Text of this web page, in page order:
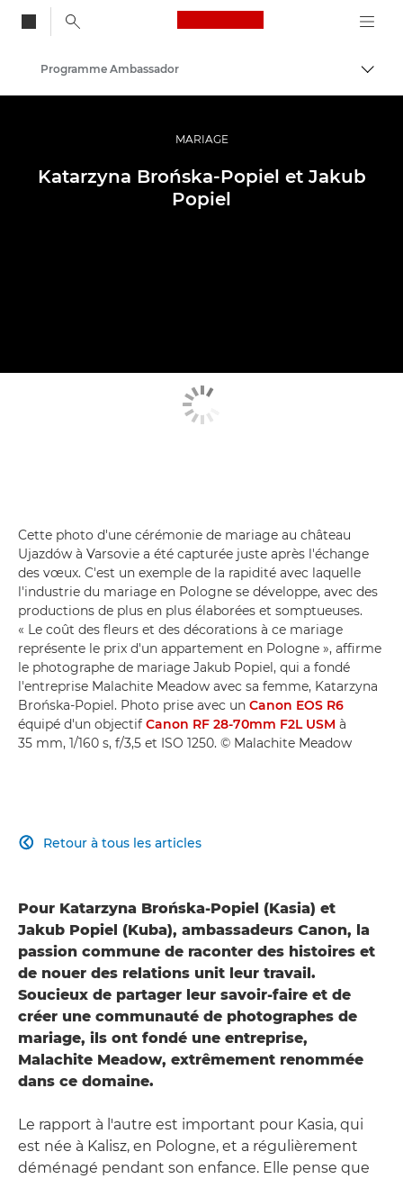
Canon Logo, back
Vidéo et photographie professionnelles
Programme Ambassador
MARIAGE
Katarzyna Brońska-Popiel et Jakub
Popiel
Cette photo d'une cérémonie de mariage au château
Ujazdów à Varsovie a été capturée juste après l'échange
des vœux. C'est un exemple de la rapidité avec laquelle
l'industrie du mariage en Pologne se développe, avec des
productions de plus en plus élaborées et somptueuses.
« Le coût des fleurs et des décorations à ce mariage
représente le prix d'un appartement en Pologne », affirme
le photographe de mariage Jakub Popiel, qui a fondé
l'entreprise Malachite Meadow avec sa femme, Katarzyna
Brońska-Popiel. Photo prise avec un Canon EOS R6
équipé d'un objectif Canon RF 28-70mm F2L USM à
35 mm, 1/160 s, f/3,5 et ISO 1250. © Malachite Meadow
Retour à tous les articles

Pour Katarzyna Brońska-Popiel (Kasia) et
Jakub Popiel (Kuba), ambassadeurs Canon, la
passion commune de raconter des histoires et
de nouer des relations unit leur travail.
Soucieux de partager leur savoir-faire et de
créer une communauté de photographes de
mariage, ils ont fondé une entreprise,
Malachite Meadow, extrêmement renommée
dans ce domaine.
Le rapport à l'autre est important pour Kasia, qui
est née à Kalisz, en Pologne, et a régulièrement
déménagé pendant son enfance. Elle pense que